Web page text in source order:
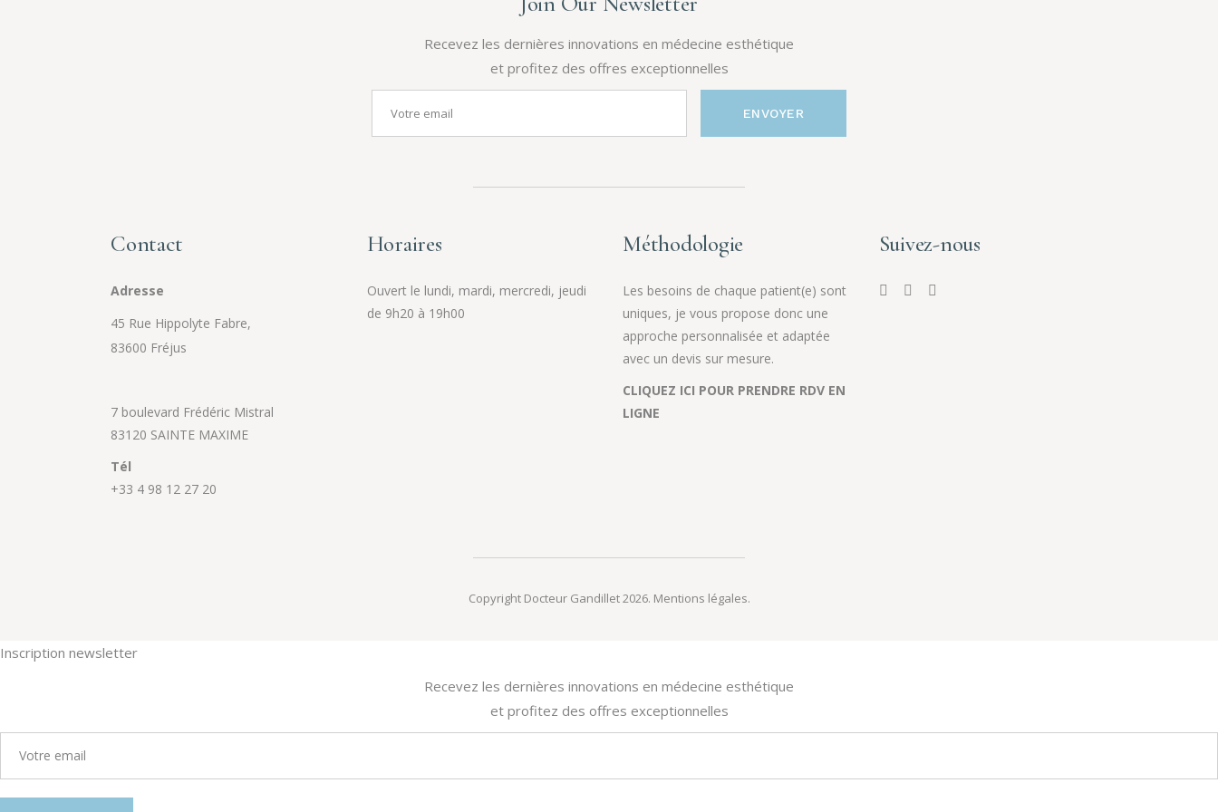
Recevez les dernières innovations en médecine esthétique
et profitez des offres exceptionnelles
ENVOYER
Contact
Adresse
45 Rue Hippolyte Fabre,
83600 Fréjus
7 boulevard Frédéric Mistral
83120 SAINTE MAXIME
Tél
+33 4 98 12 27 20
Horaires
Ouvert le lundi, mardi, mercredi, jeudi
de 9h20 à 19h00
Méthodologie
Les besoins de chaque patient(e) sont
uniques, je vous propose donc une
approche personnalisée et adaptée
avec un devis sur mesure.
CLIQUEZ ICI POUR PRENDRE RDV EN
LIGNE
Suivez-nous
Copyright Docteur Gandillet 2026. Mentions légales.
Inscription newsletter
Recevez les dernières innovations en médecine esthétique
et profitez des offres exceptionnelles